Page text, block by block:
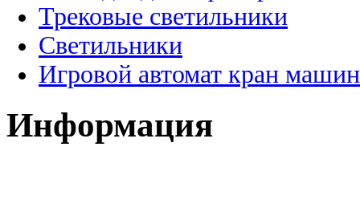
Трековые светильники
Светильники
Игровой автомат кран
Информация